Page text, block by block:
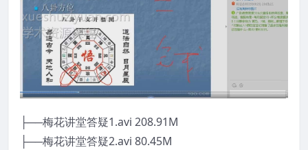
├──梅花讲堂答疑1.avi 208.91M
├──梅花讲堂答疑2.avi 80.45M